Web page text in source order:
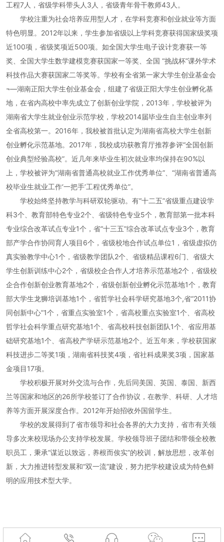
工程7人，省级学科带头人3人，省级青年骨干教师43人。
学校注重为社会培养应用型人才，在学科竞赛和创业就业等方面
特色明显。2012年以来，学生参加省级以上学科竞赛获得国家级奖项
近100项，省级奖项近500项。如全国大学生电子设计竞赛获一等
奖、全国大学生数学建模竞赛获国家一等奖、全国 “挑战杯”课外学术
科技作品大赛获国家二等奖等。学校有全省第一家大学生创业基金会
¬—湖南正阳大学生创业基金会，组建了省级正阳大学生创业孵化基
地，在省内高校中率先成立了创新创业学院，2013年，学校被评为
湖南省大学生就业创业示范学校，学校2014届毕业生自主创业率列
全省高校第一。2016年，我校被首批认定为湖南省高校大学生创新
创业孵化示范基地。2017年，我校成功获教育厅推荐参评“全国创新
创业典型经验高校”。近几年来毕业生初次就业率均保持在90%以
上，学校被评为“湖南省普通高校就业工作优秀单位”、“湖南省普通高
校毕业生就业工作‘一把手’工程优秀单位”。
学校始终坚持教学与科研双轮驱动。有“十二五”省级重点建设学
科3个、教育部特色专业2个、省级特色专业5个，教育部第一批本科
专业综合改革试点专业1个，省“十三五”综合改革试点专业3个，教育
部产学合作协同育人项目6个，省级校地合作试点单位1，省级虚拟仿
真实验教学中心1个，省级教学团队2个、省级精品课程6门、省级大
学生创新训练中心2个，省级校企合作人才培养示范基地2个，省级校
企合作创新创业教育基地2个，省级创新创业孵化示范基地1个，教育
部大学生龙狮培训基地1个，省哲学社会科学研究基地3个,省“2011协
同创新中心”1个，省重点实验室1个，省高校重点实验室1个、省高校
哲学社会科学重点研究基地1个、省高校科技创新团队1个、省应用基
础研究基地1个、省高校产学研示范基地2个。近五年来，学校获国家
科技进步二等奖1项，湖南省科技奖4项，省社科成果奖3项，国家基
金项目17项。
学校积极开展对外交流与合作，先后同美国、英国、泰国、新西
兰等国家和地区的26所学校签订了合作协议，在教学、科研、人才培
养等方面开展深度合作。2012年开始招收外国留学生。
学校的发展得到了省市领导和社会各界的大力支持，省市有关领
导多次来校现场办公支持学校发展。学校领导班子团结和带领全校教
职员工，秉承“谋近以致远，养根而俟实”的校训，解放思想，改革创
新，大力推进转型发展和“双一流”建设，努力把学校建设成为特色鲜
明的应用技术型大学。